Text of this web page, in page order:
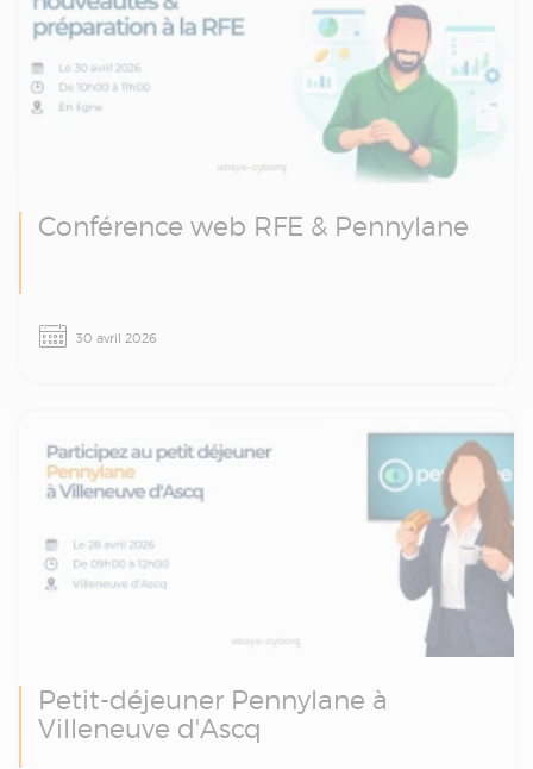
Conférence web RFE & Pennylane
Revivez notre conférence web et découvrez
comment Pennylane vous aide à réussir la
30 avril 2026
Petit-déjeuner Pennylane à
Villeneuve d'Ascq